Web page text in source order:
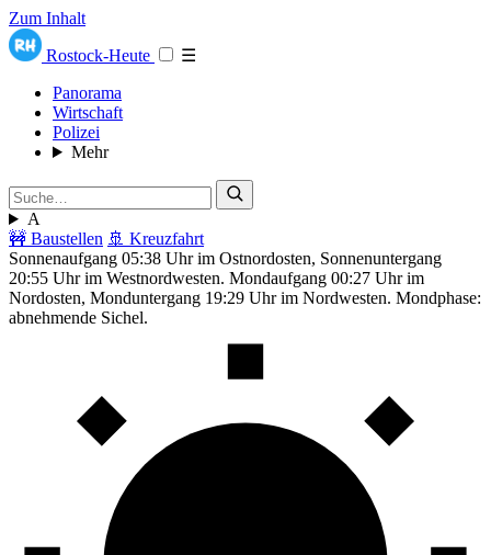
Zum Inhalt
Rostock-Heute
☰
Panorama
Wirtschaft
Polizei
Mehr
A
🚧 Baustellen 🚢 Kreuzfahrt
Sonnenaufgang 05:38 Uhr im Ostnordosten, Sonnenuntergang
20:55 Uhr im Westnordwesten. Mondaufgang 00:27 Uhr im
Nordosten, Monduntergang 19:29 Uhr im Nordwesten. Mondphase:
abnehmende Sichel.